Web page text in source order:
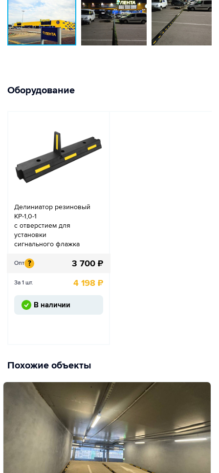
Оборудование
Делиниатор резиновый
КР-1,0-1
с отверстием для
установки
сигнального флажка
Опт ? 3 700 ₽
За 1 шт. 4 198 ₽
В наличии
Похожие объекты